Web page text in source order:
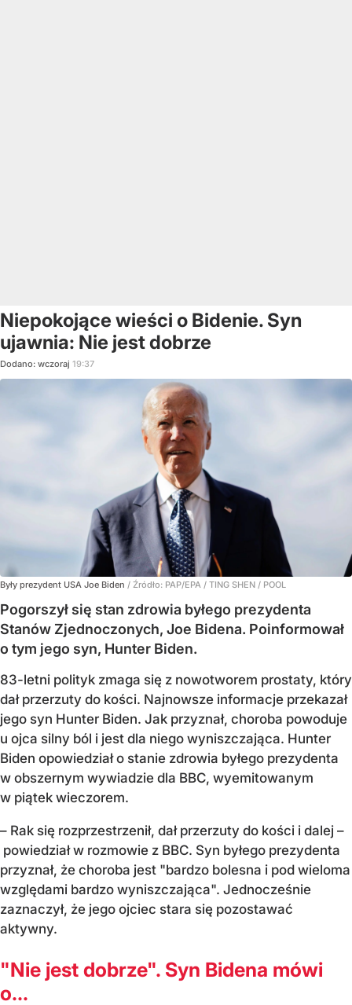
Niepokojące wieści o Bidenie. Syn
ujawnia: Nie jest dobrze
Dodano: wczoraj 19:37
Były prezydent USA Joe Biden / Źródło: PAP/EPA / TING SHEN / POOL
Pogorszył się stan zdrowia byłego prezydenta
Stanów Zjednoczonych, Joe Bidena. Poinformował
o tym jego syn, Hunter Biden.
83-letni polityk zmaga się z nowotworem prostaty, który
dał przerzuty do kości. Najnowsze informacje przekazał
jego syn Hunter Biden. Jak przyznał, choroba powoduje
u ojca silny ból i jest dla niego wyniszczająca. Hunter
Biden opowiedział o stanie zdrowia byłego prezydenta
w obszernym wywiadzie dla BBC, wyemitowanym
w piątek wieczorem.
– Rak się rozprzestrzenił, dał przerzuty do kości i dalej –
powiedział w rozmowie z BBC. Syn byłego prezydenta
przyznał, że choroba jest "bardzo bolesna i pod wieloma
względami bardzo wyniszczająca". Jednocześnie
zaznaczył, że jego ojciec stara się pozostawać
aktywny.
"Nie jest dobrze". Syn Bidena mówi
o...